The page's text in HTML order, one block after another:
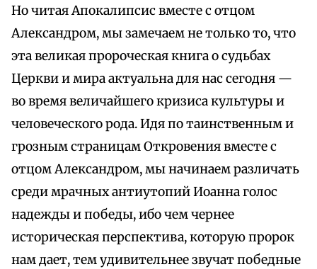
Но читая Апокалипсис вместе с отцом
Александром, мы замечаем не только то, что
эта великая пророческая книга о судьбах
Церкви и мира актуальна для нас сегодня —
во время величайшего кризиса культуры и
человеческого рода. Идя по таинственным и
грозным страницам Откровения вместе с
отцом Александром, мы начинаем различать
среди мрачных антиутопий Иоанна голос
надежды и победы, ибо чем чернее
историческая перспектива, которую пророк
нам дает, тем удивительнее звучат победные